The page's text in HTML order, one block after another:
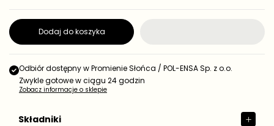
j
d
n
s
t
k
n
a
r
e
g
u
Dodaj do koszyka
Odbiór dostępny wPromienie Słońca / POL-ENSA Sp. z o.o.
Zwykle gotowe w ciągu 24 godzin
Zobacz informacje o sklepie
Składniki